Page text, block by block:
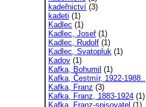
kadeřnictví (3)
kadeti (1)
Kadlec (1)
Kadlec, Josef (1)
Kadlec, Rudolf (1)
Kadlec, Svatopluk (1)
Kadov (1)
Kafka, Bohumil (1)
Kafka, Čestmír, 1922-1988..
Kafka, Franz (3)
Kafka, Franz, 1883-1924 (1)
Kafka, Franz-spisovatel (1)